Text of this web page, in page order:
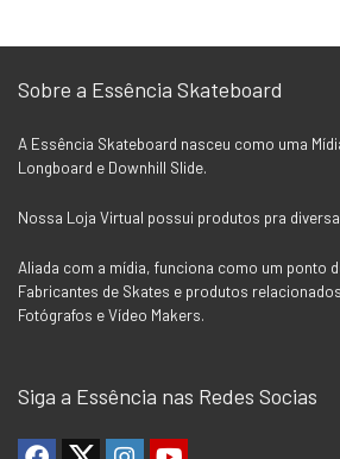
Sobre a Essência Skateboard
A Essência Skateboard nasceu como uma
Longboard e Downhill Slide.
Nossa Loja Virtual possui produtos pra
Aliada com a mídia, funciona como um ponto
Fabricantes de Skates e produtos
Fotógrafos e Vídeo Makers.
Siga a Essência nas Redes Socias